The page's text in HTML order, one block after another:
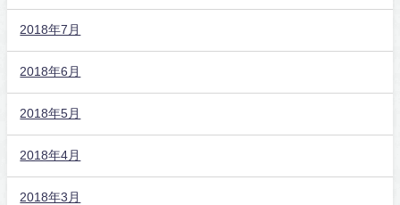
2018年7月
2018年6月
2018年5月
2018年4月
2018年3月